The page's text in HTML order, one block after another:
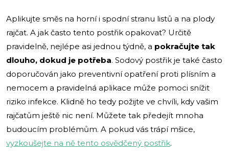
Aplikujte směs na horní i spodní stranu listů a na plody
rajčat. A jak často tento postřik opakovat? Určitě
pravidelně, nejlépe asi jednou týdně, a pokračujte tak
dlouho, dokud je potřeba. Sodový postřik je také často
doporučován jako preventivní opatření proti plísním a
nemocem a pravidelná aplikace může pomoci snížit
riziko infekce. Klidně ho tedy požijte ve chvíli, kdy vašim
rajčatům ještě nic není. Můžete tak předejít mnoha
budoucím problémům. A pokud vás trápí mšice,
vyzkoušejte na ně tento osvědčený postřik.